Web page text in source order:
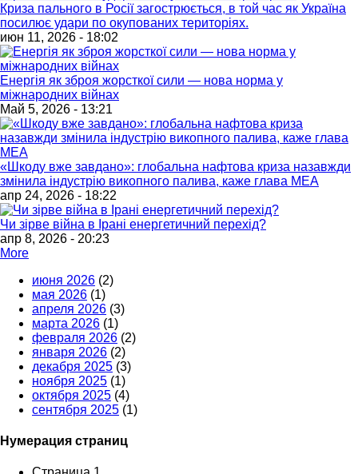
Криза пального в Росії загострюється, в той час як Україна
посилює удари по окупованих територіях.
июн 11, 2026 - 18:02
Енергія як зброя жорсткої сили — нова норма у
міжнародних війнах
Май 5, 2026 - 13:21
«Шкоду вже завдано»: глобальна нафтова криза назавжди
змінила індустрію викопного палива, каже глава МЕА
апр 24, 2026 - 18:22
Чи зірве війна в Ірані енергетичний перехід?
апр 8, 2026 - 20:23
More
июня 2026 (2)
мая 2026 (1)
апреля 2026 (3)
марта 2026 (1)
февраля 2026 (2)
января 2026 (2)
декабря 2025 (3)
ноября 2025 (1)
октября 2025 (4)
сентября 2025 (1)
Нумерация страниц